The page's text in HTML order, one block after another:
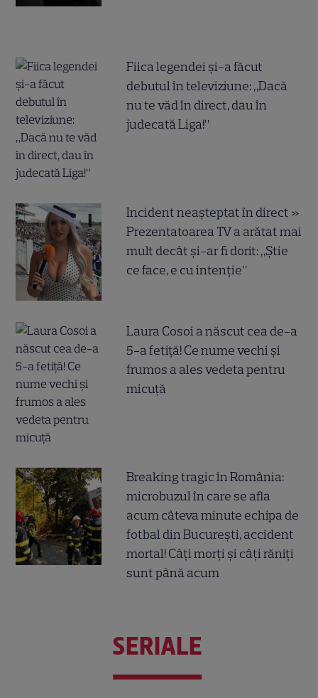
Fiica legendei și-a făcut
debutul în televiziune: „Dacă
nu te văd în direct, dau în
judecată Liga!”
Incident neașteptat în direct »
Prezentatoarea TV a arătat mai
mult decât și-ar fi dorit: „Știe
ce face, e cu intenție”
Laura Cosoi a născut cea de-a
5-a fetiță! Ce nume vechi și
frumos a ales vedeta pentru
micuță
Breaking tragic în România:
microbuzul în care se afla
acum câteva minute echipa de
fotbal din București, accident
mortal! Câți morți și câți răniți
sunt până acum
SERIALE